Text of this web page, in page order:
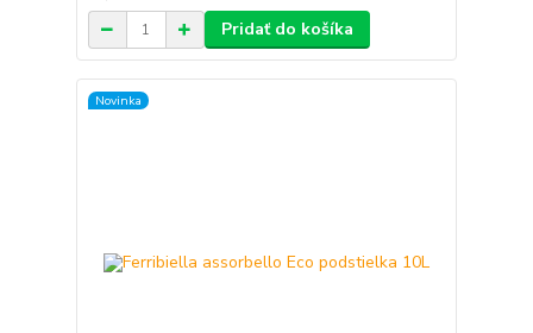
Pridať do košíka
Novinka